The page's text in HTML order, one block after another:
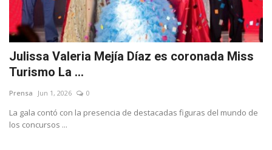
Las 12 Play
Fotos
Empresas
Deportes
Cine y TV
Julissa Valeria Mejía Díaz es coronada Miss
Turismo La ...
Prensa Jun 1, 2026 0
La gala contó con la presencia de destacadas figuras del mundo de
los concursos ...